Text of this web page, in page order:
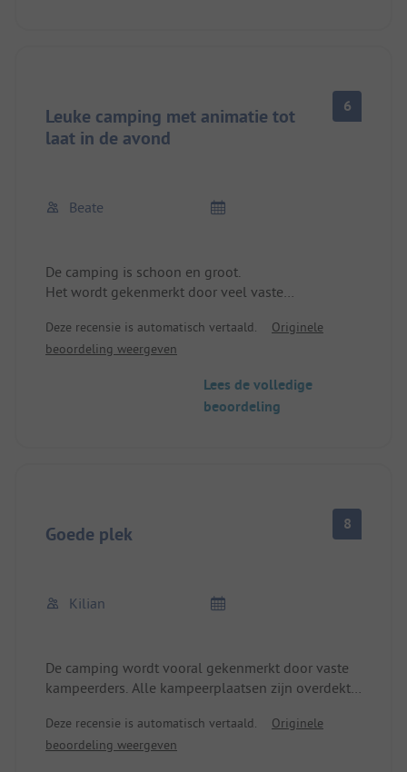
Leuke camping met animatie tot
laat in de avond
6
Beate
De camping is schoon en groot.
Het wordt gekenmerkt door veel vaste
De hele camping is tot middernacht rumoerig
vanwege de animatie. Voor ons was het te
Het strand is kiezelachtig. De ligweiden zijn
gevuld met zand. Het water is heel helder maar
Deze recensie is automatisch vertaald.
Originele
beoordeling weergeven
Lees de volledige
beoordeling
Goede plek 8
Kilian
De camping wordt vooral gekenmerkt door vaste
kampeerders. Alle kampeerplaatsen zijn overdekt
grind. Het uitzicht is geweldig en het is maar een
paar stappen naar het strand, het
Deze recensie is automatisch vertaald.
Originele
beoordeling weergeven